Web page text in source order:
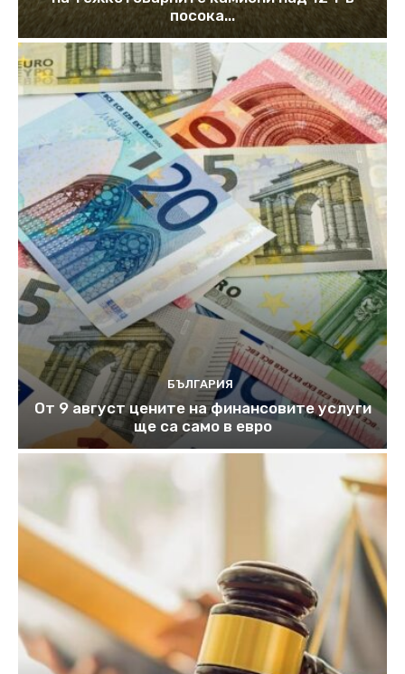
посока...
БЪЛГАРИЯ
От 9 август цените на финансовите услуги
ще са само в евро